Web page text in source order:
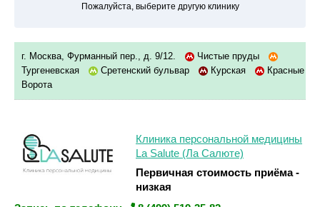
Пожалуйста, выберите другую клинику
г. Москва, Фурманный пер., д. 9/12.
Чистые пруды
Тургеневская
Сретенский бульвар Курская
Красные
Ворота
Клиника персональной медицины
La Salute (Ла Салюте)
Первичная стоимость приёма -
низкая